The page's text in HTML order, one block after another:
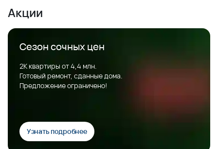
Акции
Сезон сочных цен
2К квартиры от 4,4 млн.
Готовый ремонт, сданные дома.
Предложение ограничено!
Узнать подробнее